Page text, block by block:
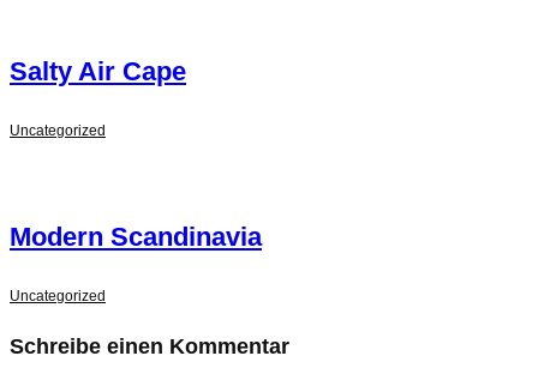
Salty Air Cape
Uncategorized
Modern Scandinavia
Uncategorized
Schreibe einen Kommentar